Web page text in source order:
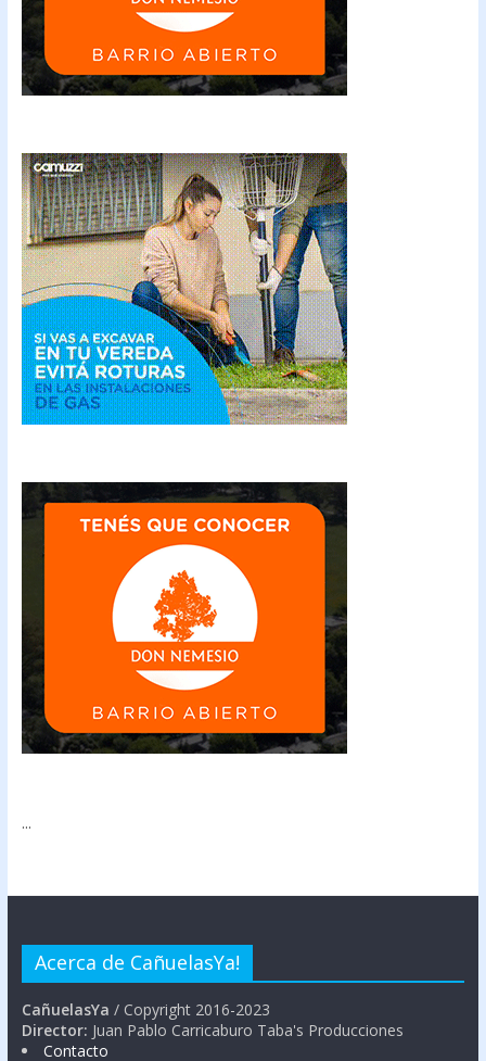
...
Acerca de CañuelasYa!
CañuelasYa / Copyright 2016-2023
Director: Juan Pablo Carricaburo Taba's Producciones
Contacto